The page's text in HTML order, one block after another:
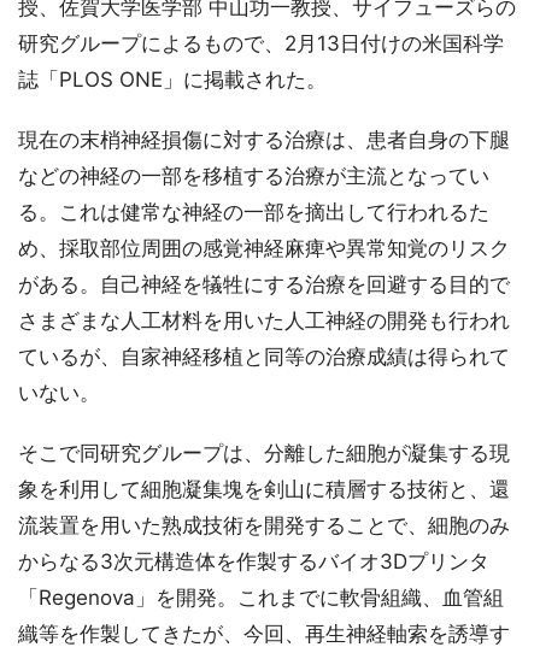
授、佐賀大学医学部 中山功一教授、サイフューズらの
研究グループによるもので、2月13日付けの米国科学
誌「PLOS ONE」に掲載された。
現在の末梢神経損傷に対する治療は、患者自身の下腿
などの神経の一部を移植する治療が主流となってい
る。これは健常な神経の一部を摘出して行われるた
め、採取部位周囲の感覚神経麻痺や異常知覚のリスク
がある。自己神経を犠牲にする治療を回避する目的で
さまざまな人工材料を用いた人工神経の開発も行われ
ているが、自家神経移植と同等の治療成績は得られて
いない。
そこで同研究グループは、分離した細胞が凝集する現
象を利用して細胞凝集塊を剣山に積層する技術と、還
流装置を用いた熟成技術を開発することで、細胞のみ
からなる3次元構造体を作製するバイオ3Dプリンタ
「Regenova」を開発。これまでに軟骨組織、血管組
織等を作製してきたが、今回、再生神経軸索を誘導す